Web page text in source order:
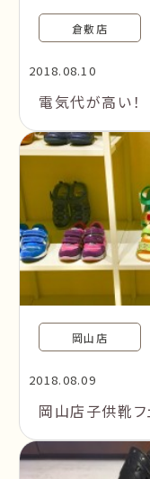
倉敷店
2018.08.10
電気代が高い！
岡山店
2018.08.09
岡山店子供靴